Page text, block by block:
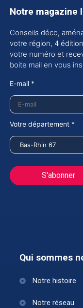
Notre magazine
Conseils déco,
votre région, 4
votre numéro et
boite mail en vous
E-mail *
Votre département *
Qui sommes
Notre histoire
Notre réseau